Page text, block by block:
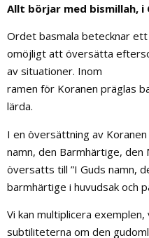
Allt börjar med bismillah, i
Ordet basmala betecknar
omöjligt att översätta
av situationer. Inom
ramen för Koranen präglas
lärda.
I en översättning av
namn, den Barmhärtige, den
översatts till ”I Guds namn,
barmhärtige i huvudsak och
Vi kan multiplicera
subtiliteterna om den